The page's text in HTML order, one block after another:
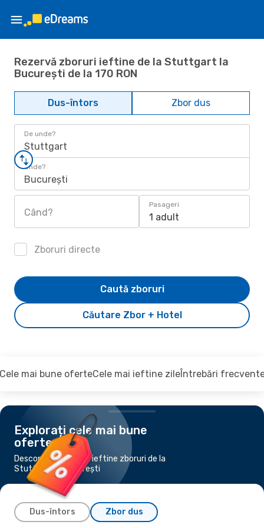
Rezervă zboruri ieftine de la Stuttgart la
București de la 170 RON
Dus-întors Zbor dus
De unde?
Stuttgart
Unde?
București
Când?
Pasageri
1 adult
Zboruri directe
Căutare Zbor + Hotel
Caută zboruri
mai bune oferteCele mai ieftine zileÎntrebări
Explorați cele mai bune
oferte
Descoperiți cele mai ieftine zboruri de la
Stuttgart la București
Dus-întors Zbor dus